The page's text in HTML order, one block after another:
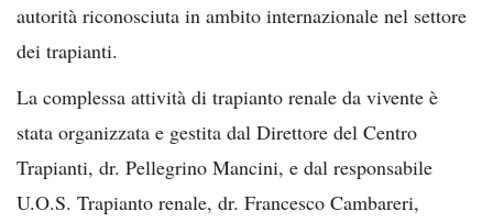
autorità riconosciuta in ambito internazionale nel settore
dei trapianti.
La complessa attività di trapianto renale da vivente è
stata organizzata e gestita dal Direttore del Centro
Trapianti, dr. Pellegrino Mancini, e dal responsabile
U.O.S. Trapianto renale, dr. Francesco Cambareri,